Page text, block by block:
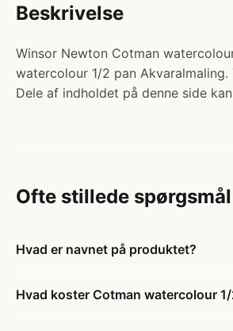
Beskrivelse
Winsor Newton Cotman
watercolour 1/2 pan
Dele af indholdet på denne side
Ofte stillede spørgsmål
Hvad er navnet på produktet?
Hvad koster Cotman watercolour